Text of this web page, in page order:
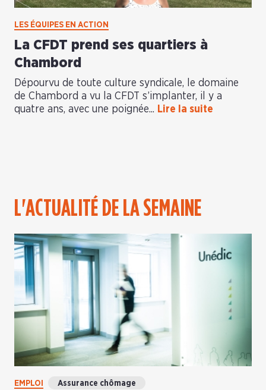
LES ÉQUIPES EN ACTION
La CFDT prend ses quartiers à
Chambord
Dépourvu de toute culture syndicale, le domaine
de Chambord a vu la CFDT s’implanter, il y a
quatre ans, avec une poignée... Lire la suite
L'ACTUALITÉ DE LA SEMAINE
EMPLOI Assurance chômage